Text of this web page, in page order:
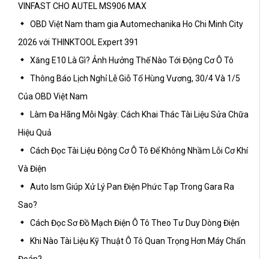
VINFAST CHO AUTEL MS906 MAX
OBD Việt Nam tham gia Automechanika Ho Chi Minh City
2026 với THINKTOOL Expert 391
Xăng E10 Là Gì? Ảnh Hưởng Thế Nào Tới Động Cơ Ô Tô
Thông Báo Lịch Nghỉ Lễ Giỗ Tổ Hùng Vương, 30/4 Và 1/5
Của OBD Việt Nam
Làm Đa Hãng Mỗi Ngày: Cách Khai Thác Tài Liệu Sửa Chữa
Hiệu Quả
Cách Đọc Tài Liệu Động Cơ Ô Tô Để Không Nhầm Lỗi Cơ Khí
Và Điện
Auto Ism Giúp Xử Lý Pan Điện Phức Tạp Trong Gara Ra
Sao?
Cách Đọc Sơ Đồ Mạch Điện Ô Tô Theo Tư Duy Dòng Điện
Khi Nào Tài Liệu Kỹ Thuật Ô Tô Quan Trọng Hơn Máy Chẩn